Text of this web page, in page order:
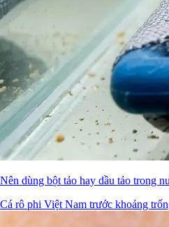
Nên dùng bột tảo hay dầu tảo trong
Cá rô phi Việt Nam trước khoảng